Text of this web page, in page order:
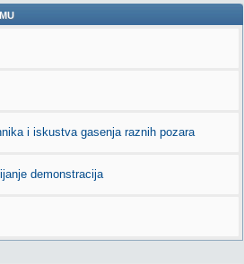
i iskustva gasenja raznih pozara
demonstracija